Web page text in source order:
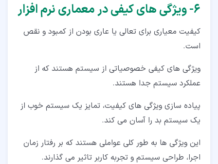
۶‏- ویژگی های کیفی در معماری نرم افزار
کیفیت معیاری برای تعالی یا عاری بودن از کمبود و نقص
است.
ویژگی های کیفی خصوصیاتی از سیستم هستند که از
عملکرد سیستم جدا هستند.
پیاده سازی ویژگی های کیفیت، تمایز یک سیستم خوب از
یک سیستم بد را آسان می کند.
این ویژگی ها به طور کلی عواملی هستند که بر رفتار زمان
اجرا، طراحی سیستم و تجربه کاربر تاثیر می گذارند.